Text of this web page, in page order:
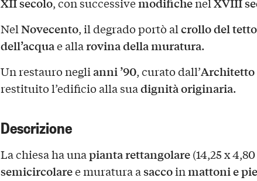
NelNovecento, il degrado portò alcrollo del tetto
dell’acquae allarovina della muratura.
Un restauro neglianni ’90, curato dall’
restituito l’edificio alla suadignità originaria.
Descrizione
La chiesa ha unapianta rettangolare(14,25 x
semicircolaree muratura asaccoinmattoni e